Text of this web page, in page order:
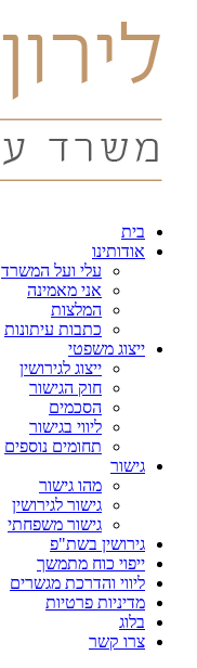
בית
אודותינו
עלי ועל המשרד
אני מאמינה
המלצות
כתבות עיתונות
ייצוג משפטי
ייצוג לגירושין
חוק הגישור
הסכמים
ליווי בגישור
תחומים נוספים
גישור
מהו גישור
גישור לגירושין
גישור משפחתי
גירושין בשת"פ
ייפוי כוח מתמשך
ליווי והדרכת מגשרים
מדיניות פרטיות
בלוג
צרו קשר